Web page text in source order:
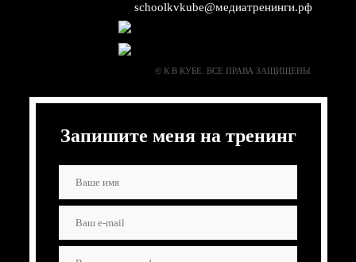
schoolkvkube@медиатренинги.рф
© К В КУБЕ. ВСЕ ПРАВА ЗАЩИЩЕНЫ
Запишите меня на тренинг